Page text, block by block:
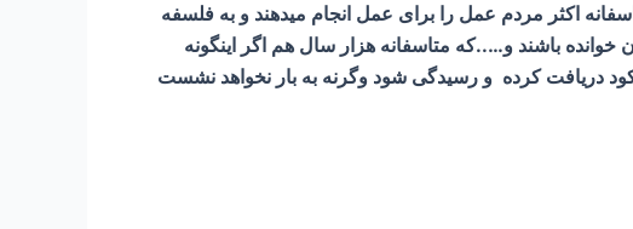
اکثر مردم عمل را برای عمل انجام میدهند و به فلسفه
خوانده باشند و…..که متاسفانه هزار سال هم اگر اینگونه
دریافت کرده و رسیدگی شود وگرنه به بار نخواهد نشست